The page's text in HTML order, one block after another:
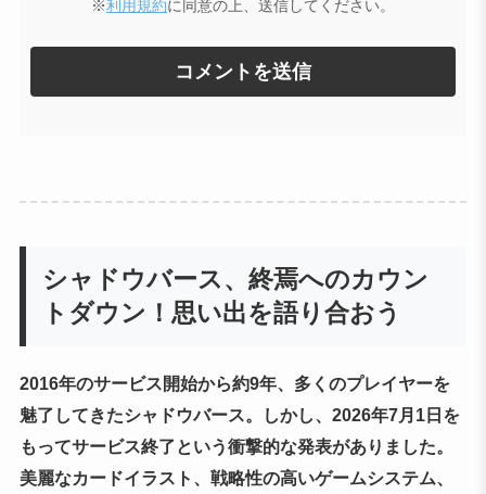
※利用規約に同意の上、送信してください。
シャドウバース、終焉へのカウン
トダウン！思い出を語り合おう
2016年のサービス開始から約9年、多くのプレイヤーを
魅了してきたシャドウバース。しかし、2026年7月1日を
もってサービス終了という衝撃的な発表がありました。
美麗なカードイラスト、戦略性の高いゲームシステム、